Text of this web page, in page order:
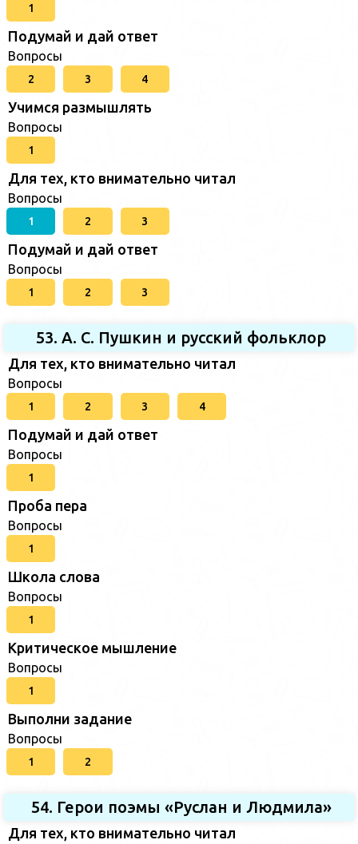
1
Подумай и дай ответ
Вопросы
2 3 4
Учимся размышлять
Вопросы
1
Для тех, кто внимательно читал
Вопросы
1 2 3
Подумай и дай ответ
Вопросы
1 2 3
53. А. С. Пушкин и русский фольклор
Для тех, кто внимательно читал
Вопросы
1 2 3 4
Подумай и дай ответ
Вопросы
1
Проба пера
Вопросы
1
Школа слова
Вопросы
1
Критическое мышление
Вопросы
1
Выполни задание
Вопросы
1 2
54. Герои поэмы «Руслан и Людмила»
Для тех, кто внимательно читал